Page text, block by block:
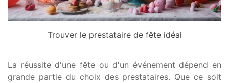
Trouver le prestataire de fête idéal
La réussite d'une fête ou d'un événement dépend en
grande partie du choix des prestataires. Que ce soit